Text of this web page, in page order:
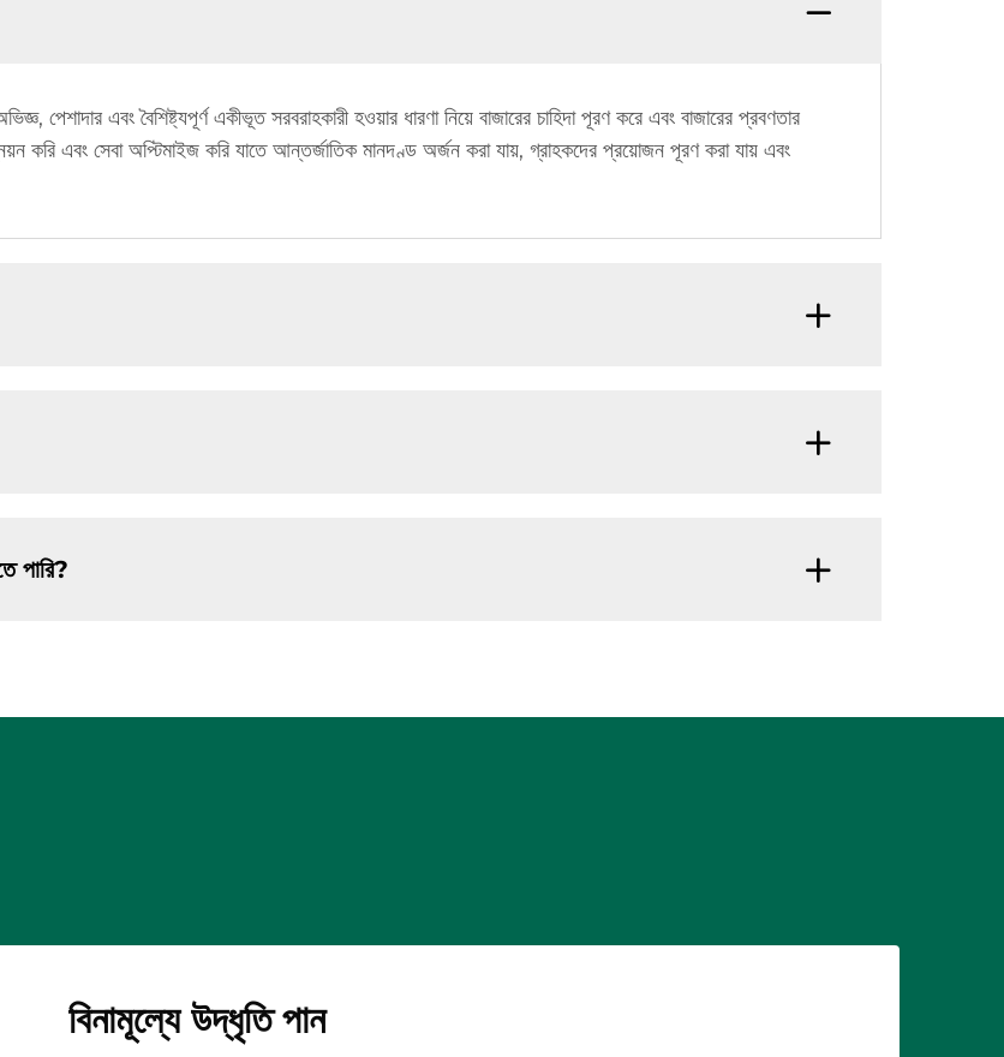
পেশাদার এবং বৈশিষ্ট্যপূর্ণ একীভূত সরবরাহকারী হওয়ার ধারণা নিয়ে বাজারের চাহিদা পূরণ করে এবং বাজারের প্রবণতার
করি এবং সেবা অপ্টিমাইজ করি যাতে আন্তর্জাতিক মানদণ্ড অর্জন করা যায়, গ্রাহকদের প্রয়োজন পূরণ করা যায় এবং
পারি?
বিনামূল্যে উদ্ধৃতি পান